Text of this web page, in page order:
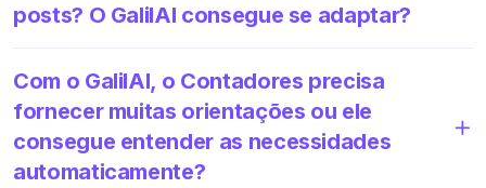
posts? O GalilAI consegue se adaptar?
Com o GalilAI, o Contadores precisa
fornecer muitas orientações ou ele
consegue entender as necessidades
automaticamente?